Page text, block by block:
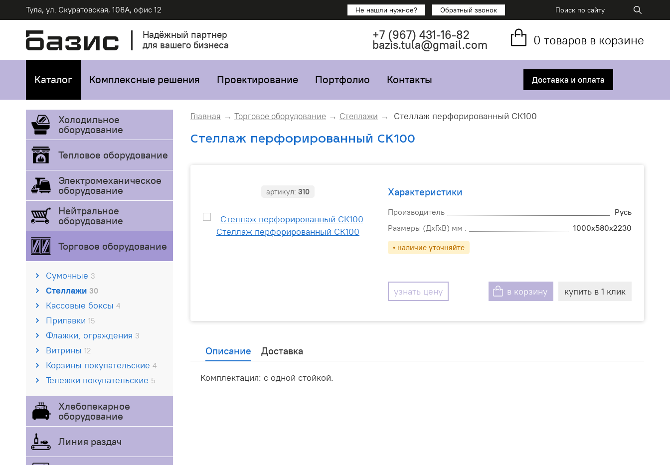
Тула, ул. Скуратовская, 108А, офис 12 Не нашли нужное? Обратный звонок
Надёжный партнер
для вашего бизнеса
+7 (967) 431-16-82
bazis.tula@gmail.com 0 товаров в корзине
Каталог Комплексные решения Проектирование Портфолио Контакты Доставка и оплата
Холодильное
оборудование
Тепловое оборудование
Электромеханическое
оборудование
Нейтральное
оборудование
Торговое оборудование
Сумочные 3
Стеллажи 30
Кассовые боксы 4
Прилавки 15
Флажки, ограждения 3
Витрины 12
Корзины покупательские 4
Тележки покупательские 5
Хлебопекарное
оборудование
Линия раздач
Главная Торговое оборудование Стеллажи Стеллаж перфорированный СК100
Стеллаж перфорированный СК100
артикул: 310 Характеристики
Производитель
Русь
Размеры (ДхГхВ) мм :
1000х580х2230
• наличие уточняйте
узнать цену в корзину купить в 1 клик
Описание Доставка
Комплектация: с одной стойкой.